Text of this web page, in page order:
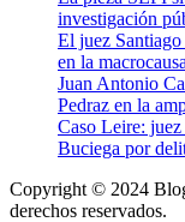
investigación
El juez
en la
Juan Antonio
Pedraz en la
Caso Leire:
Buciega por
Copyright © 2024
derechos reservados.